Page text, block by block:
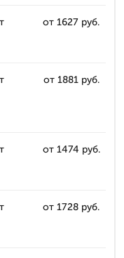
т от 1627 руб.
т от 1881 руб.
т от 1474 руб.
т от 1728 руб.